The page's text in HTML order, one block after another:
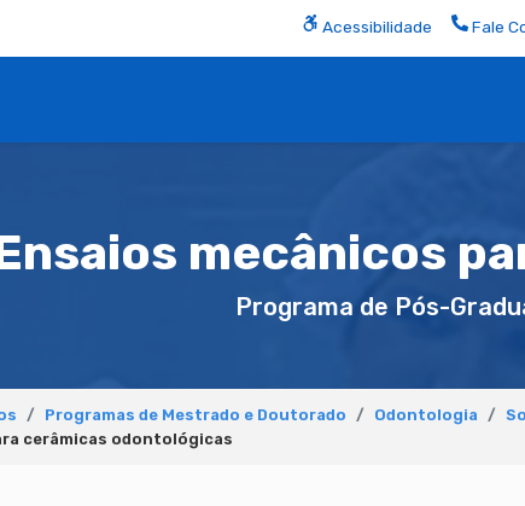
Acessibilidade Fale
mecânicos
Programa de Pós-
Programas de Mestrado e Doutorado Odontologia
cerâmicas odontológicas